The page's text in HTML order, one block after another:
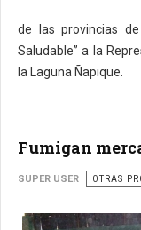
de las provincias
Saludable” a la
la Laguna Ñapique.
Fumigan
SUPER USER OTRAS